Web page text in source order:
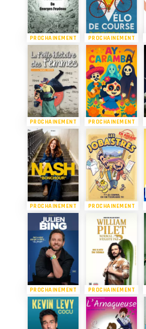
PROCHAINEMENT PROCHAINEMENT
PROCHAINEMENT PROCHAINEMENT
PROCHAINEMENT PROCHAINEMENT
PROCHAINEMENT PROCHAINEMENT